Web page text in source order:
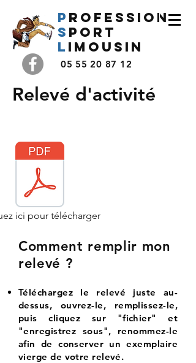
P rofession
s port
l imousin
05 55 20 87 12
Relevé d'activité
ici pour télécharger
Comment remplir mon
relevé ?
Téléchargez le relevé juste au-
dessus, ouvrez-le, remplissez-le,
puis cliquez sur "fichier" et
"enregistrez sous", renommez-le
afin de conserver un exemplaire
vierge de votre relevé.